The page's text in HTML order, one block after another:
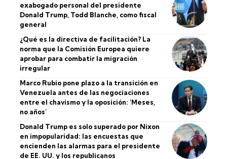
exabogado personal del presidente
Donald Trump, Todd Blanche, como fiscal
general
¿Qué es la directiva de facilitación? La
norma que la Comisión Europea quiere
aprobar para combatir la migración
irregular
Marco Rubio pone plazo a la transición en
Venezuela antes de las negociaciones
entre el chavismo y la oposición: ‘Meses,
no años’
Donald Trump es solo superado por Nixon
en impopularidad: las encuestas que
encienden las alarmas para el presidente
de EE. UU. y los republicanos